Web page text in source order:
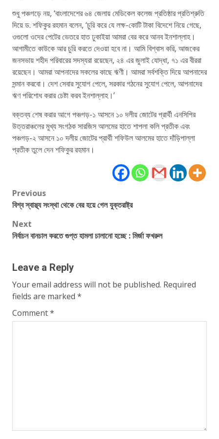
শুধু পঞ্চগড়ে নয়, ‘বাংলাদেশের ৬৪ জেলায় মেডিকেল কলেজ প্রতিষ্ঠার প্রতিশ্রুতি
দিয়ে ড. শফিকুর রহমান বলেন, ‘চুরি করে যে লক্ষ-কোটি টাকা বিদেশে নিয়ে গেছে,
ওগুলো ওদের পেটের ভেতরে হাত ঢুকাইয়া আমরা বের করে আনব ইনশাল্লাহ।
আগামীতে কাউকে আর চুরি করতে দেওয়া হবে না। আমি বিশ্বাস করি, আজকের
জনসভায় শহীদ পরিবারের সদস্যরা রয়েছেন, ২৪ এর জুলাই যোদ্ধা, ৭১ এর বীররা
রয়েছেন। আমরা আপনাদের সকলের কাছে ঋণী। আমরা সর্বশক্তি দিয়ে আপনাদের
সন্মান করবো। দেশ সেবার সুযোগ পেলে, সরকার গঠনের সুযোগ পেলে, আপনাদের
ঋণ পরিশোধ করার চেষ্টা করব ইনশাল্লাহ।’
বক্তব্য শেষ করার আগে পঞ্চগড়-১ আসনে ১০ দলীয় জোটের প্রার্থী এনসিপির
উত্তরাঞ্চলের মুখ্য সংগঠক সারজিস আলমের হাতে শাপলা কলি প্রতীক এবং
পঞ্চগড়-২ আসনে ১০ দলীয় জোটের প্রার্থী শফিউল আলমের হাতে দাঁড়িপাল্লা
প্রতীক তুলে দেন শফিকুর রহমান।
Post
navigation
Previous
বিশ্ব স্বাস্থ্য সংস্থা থেকে বের হয়ে গেল যুক্তরাষ্ট্র
Next
নির্বাচন বানচাল করতে গুপ্ত হামলা চালানো হচ্ছে : মির্জা ফখরুল
Leave a Reply
Your email address will not be published. Required
fields are marked *
Comment*